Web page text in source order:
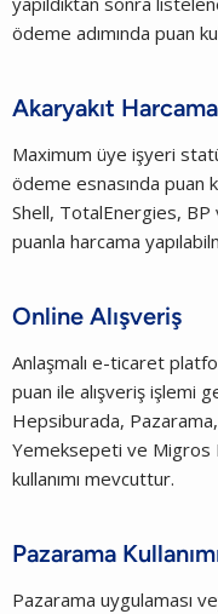
ödeme adımında puan
Akaryakıt
Maximum üye işyeri
ödeme esnasında puan
Shell, TotalEnergies,
puanla harcama
Online Alışveriş
Anlaşmalı e-ticaret
puan ile alışveriş işlemi
Hepsiburada,
Yemeksepeti ve Migros
kullanımı mevcuttur.
Pazarama
Pazarama uygulaması